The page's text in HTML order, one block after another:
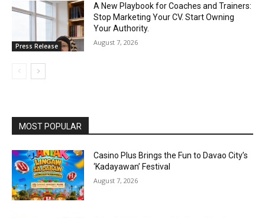
Press Release
A New Playbook for Coaches and Trainers:
Stop Marketing Your CV. Start Owning
Your Authority.
August 7, 2026
MOST POPULAR
Casino Plus Brings the Fun to Davao City’s
‘Kadayawan’ Festival
August 7, 2026